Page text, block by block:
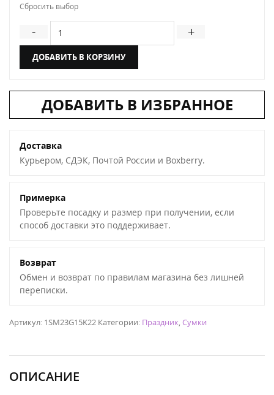
Сбросить выбор
- Количество товара Сумка женская клатч золотой со
+
ДОБАВИТЬ В КОРЗИНУ
ДОБАВИТЬ В ИЗБРАННОЕ
Доставка
Курьером, СДЭК, Почтой России и Boxberry.
Примерка
Проверьте посадку и размер при получении, если
способ доставки это поддерживает.
Возврат
Обмен и возврат по правилам магазина без лишней
переписки.
Артикул: 1SM23G15K22 Категории: Праздник Сумки
ОПИСАНИЕ